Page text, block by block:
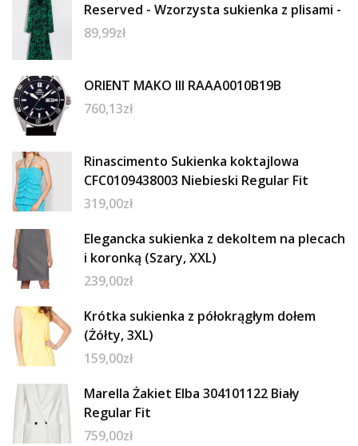
Reserved - Wzorzysta sukienka z plisami -
89,99zł
ORIENT MAKO III RAAA0010B19B
760,13zł
Rinascimento Sukienka koktajlowa
CFC0109438003 Niebieski Regular Fit
319,00zł
Elegancka sukienka z dekoltem na plecach
i koronką (Szary, XXL)
239,00zł
Krótka sukienka z półokrągłym dołem
(Żółty, 3XL)
159,00zł
Marella Żakiet Elba 304101122 Biały
Regular Fit
759,00zł